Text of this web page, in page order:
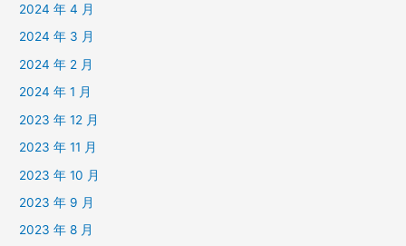
2024 年 4 月
2024 年 3 月
2024 年 2 月
2024 年 1 月
2023 年 12 月
2023 年 11 月
2023 年 10 月
2023 年 9 月
2023 年 8 月